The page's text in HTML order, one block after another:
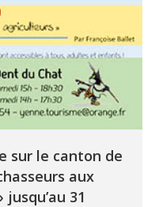
sur le canton de
aux
31